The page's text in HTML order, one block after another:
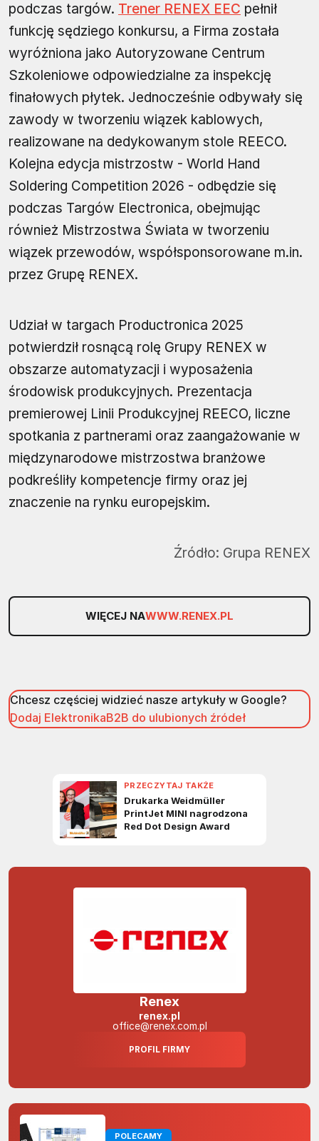
podczas targów. Trener RENEX EEC pełnił
funkcję sędziego konkursu, a Firma została
wyróżniona jako Autoryzowane Centrum
Szkoleniowe odpowiedzialne za inspekcję
finałowych płytek. Jednocześnie odbywały się
zawody w tworzeniu wiązek kablowych,
realizowane na dedykowanym stole REECO.
Kolejna edycja mistrzostw - World Hand
Soldering Competition 2026 - odbędzie się
podczas Targów Electronica, obejmując
również Mistrzostwa Świata w tworzeniu
wiązek przewodów, współsponsorowane m.in.
przez Grupę RENEX.
Udział w targach Productronica 2025
potwierdził rosnącą rolę Grupy RENEX w
obszarze automatyzacji i wyposażenia
środowisk produkcyjnych. Prezentacja
premierowej Linii Produkcyjnej REECO, liczne
spotkania z partnerami oraz zaangażowanie w
międzynarodowe mistrzostwa branżowe
podkreśliły kompetencje firmy oraz jej
znaczenie na rynku europejskim.
Źródło: Grupa RENEX
WIĘCEJ NAWWW.RENEX.PL
Chcesz częściej widzieć nasze artykuły w Google?
Dodaj ElektronikaB2B do ulubionych źródeł
Renex
renex.pl
office@renex.com.pl
PROFIL FIRMY
POLECAMY